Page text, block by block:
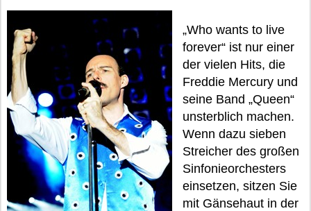
„Who wants to live
forever“ ist nur einer
der vielen Hits, die
Freddie Mercury und
seine Band „Queen“
unsterblich machen.
Wenn dazu sieben
Streicher des großen
Sinfonieorchesters
einsetzen, sitzen Sie
mit Gänsehaut in der